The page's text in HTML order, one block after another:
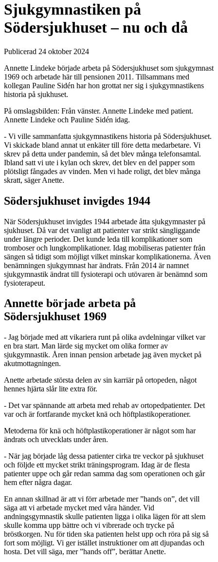
Sjukgymnastiken på
Södersjukhuset – nu och då
Publicerad 24 oktober 2024
Annette Lindeke började arbeta på Södersjukhuset som sjukgymnast
1969 och arbetade här till pensionen 2011. Tillsammans med
kollegan Pauline Sidén har hon grottat ner sig i sjukgymnastikens
historia på sjukhuset.
På omslagsbilden: Från vänster. Annette Lindeke med patient.
Annette Lindeke och Pauline Sidén idag.
- Vi ville sammanfatta sjukgymnastikens historia på Södersjukhuset.
Vi skickade bland annat ut enkäter till före detta medarbetare. Vi
skrev på detta under pandemin, så det blev många telefonsamtal.
Ibland satt vi ute i kylan och skrev, det blev en del papper som
plötsligt fångades av vinden. Men vi hade roligt, det blev många
skratt, säger Anette.
Södersjukhuset invigdes 1944
När Södersjukhuset invigdes 1944 arbetade åtta sjukgymnaster på
sjukhuset. Då var det vanligt att patienter var strikt sängliggande
under längre perioder. Det kunde leda till komplikationer som
tromboser och lungkomplikationer. Idag mobiliseras patienter från
sängen så tidigt som möjligt vilket minskar komplikationerna. Även
benämningen sjukgymnast har ändrats. Från 2014 är namnet
sjukgymnastik ändrat till fysioterapi och utövaren är benämnd som
fysioterapeut.
Annette började arbeta på
Södersjukhuset 1969
- Jag började med att vikariera runt på olika avdelningar vilket var
en bra start. Man lärde sig mycket om olika former av
sjukgymnastik. Åren innan pension arbetade jag även mycket på
akutmottagningen.
Anette arbetade största delen av sin karriär på ortopeden, något
hennes hjärta slår lite extra för.
- Det var spännande att arbeta med rehab av ortopedpatienter. Det
var och är fortfarande mycket knä och höftplastikoperationer.
Metoderna för knä och höftplastikoperationer är något som har
ändrats och utvecklats under åren.
- När jag började låg dessa patienter cirka tre veckor på sjukhuset
och följde ett mycket strikt träningsprogram. Idag är de flesta
patienter uppe och går redan samma dag som operationen och går
hem efter några dagar.
En annan skillnad är att vi förr arbetade mer ”hands on”, det vill
säga att vi arbetade mycket med våra händer. Vid
andningsgymnastik skulle patienten ligga i olika lägen för att slem
skulle komma upp bättre och vi vibrerade och trycke på
bröstkorgen. Nu för tiden ska patienten helst upp och röra på sig så
fort som möjligt. Vi ger istället instruktioner om att djupandas och
hosta. Det vill säga, mer ”hands off”, berättar Anette.